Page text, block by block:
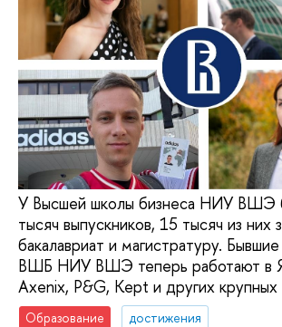
У Высшей школы бизнеса НИУ ВШЭ
тысяч выпускников, 15 тысяч из них
бакалавриат и магистратуру.
ВШБ НИУ ВШЭ теперь работают в
Axenix, P&G, Kept и других крупных
Образование
достижения